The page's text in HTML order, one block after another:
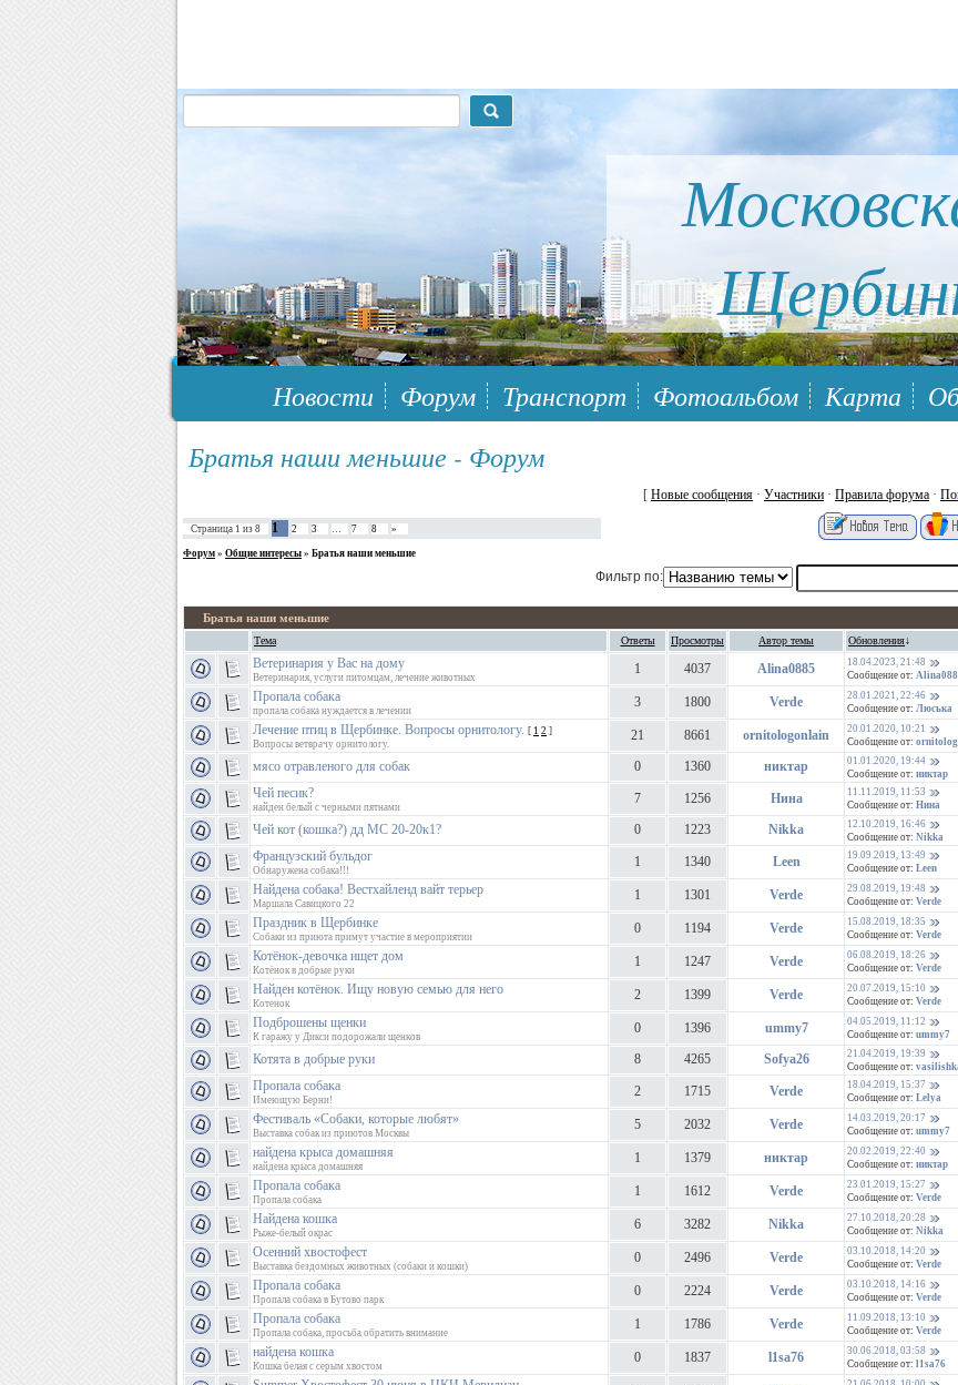
117148, г.Москва, ЮЗАО, муниципальный район Южное Бутово
Новости Форум Транспорт Фотоальбом Карта
Братья наши меньшие - Форум
[ Новые сообщения · Участники · Правила форума ·
Страница 1 из 8 1 2 3 … 7 8 »
Форум » Общие интересы » Братья наши меньшие
Фильтр по:
Братья наши меньшие
Тема Ответы Просмотры Автор темы Обновления↓
Ветеринария у Вас на дому
Ветеринария, услуги питомцам, лечение животных
1 4037 Alina0885
18.04.2023, 21:48
Сообщение от:
Пропала собака
пропала собака нуждается в лечении
3 1800 Verde
28.01.2021, 22:46
Сообщение от: Люська
Лечение птиц в Щербинке. Вопросы орнитологу. [ 1 2 ]
Вопросы ветврачу орнитологу.
21 8661 ornitologonlain
20.01.2020, 10:21
Сообщение от:
мясо отравленого для собак 0 1360 никтар
01.01.2020, 19:44
Сообщение от: никтар
Чей песик?
найден белый с черными пятнами
7 1256 Нина
11.11.2019, 11:53
Сообщение от: Нина
Чей кот (кошка?) дд МС 20-20к1? 0 1223 Nikka
12.10.2019, 16:46
Сообщение от: Nikka
Французский бульдог
Обнаружена собака!!!
1 1340 Leen
19.09.2019, 13:49
Сообщение от: Leen
Найдена собака! Вестхайленд вайт терьер
Маршала Савицкого 22
1 1301 Verde
29.08.2019, 19:48
Сообщение от: Verde
Праздник в Щербинке
Собаки из приюта примут участие в мероприятии
0 1194 Verde
15.08.2019, 18:35
Сообщение от: Verde
Котёнок-девочка ищет дом
Котёнок в добрые руки
1 1247 Verde
06.08.2019, 18:26
Сообщение от: Verde
Найден котёнок. Ищу новую семью для него
Котенок
2 1399 Verde
20.07.2019, 15:10
Сообщение от: Verde
Подброшены щенки
К гаражу у Дикси подорожали щенков
0 1396 ummy7
04.05.2019, 11:12
Сообщение от: ummy7
Котята в добрые руки 8 4265 Sofya26
21.04.2019, 19:39
Сообщение от:
Пропала собака
Имеющую Берни!
2 1715 Verde
18.04.2019, 15:37
Сообщение от: Lelya
Фестиваль «Собаки, которые любят»
Выставка собак из приютов Москвы
5 2032 Verde
14.03.2019, 20:17
Сообщение от: ummy7
найдена крыса домашняя
найдена крыса домашняя
1 1379 никтар
20.02.2019, 22:40
Сообщение от: никтар
Пропала собака
Пропала собака
1 1612 Verde
23.01.2019, 15:27
Сообщение от: Verde
Найдена кошка
Рыже-белый окрас
6 3282 Nikka
27.10.2018, 20:28
Сообщение от: Nikka
Осенний хвостофест
Выставка бездомных животных (собаки и кошки)
0 2496 Verde
03.10.2018, 14:20
Сообщение от: Verde
Пропала собака
Пропала собака в Бутово парк
0 2224 Verde
03.10.2018, 14:16
Сообщение от: Verde
Пропала собака
Пропала собака, просьба обратить внимание
1 1786 Verde
11.09.2018, 13:10
Сообщение от: Verde
найдена кошка
Кошка белая с серым хвостом
0 1837 l1sa76
30.06.2018, 03:58
Сообщение от: l1sa76